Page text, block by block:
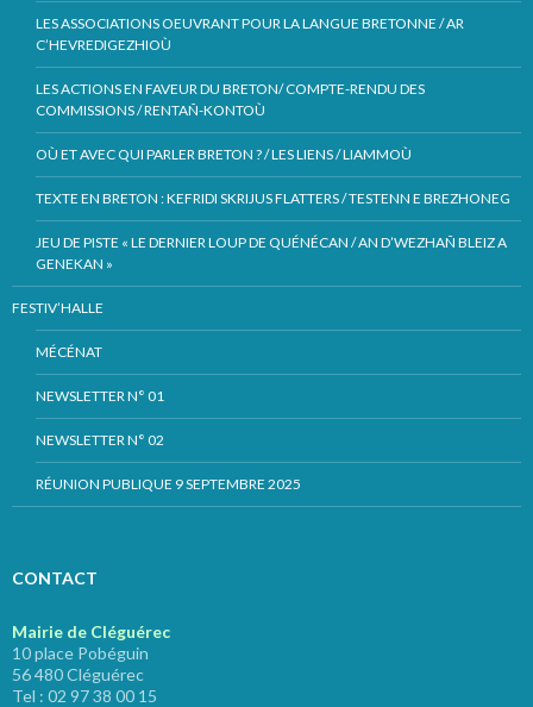
LES ASSOCIATIONS OEUVRANT POUR LA LANGUE BRETONNE / AR
C’HEVREDIGEZHIOÙ
LES ACTIONS EN FAVEUR DU BRETON/ COMPTE-RENDU DES
COMMISSIONS / RENTAÑ-KONTOÙ
OÙ ET AVEC QUI PARLER BRETON ? / LES LIENS / LIAMMOÙ
TEXTE EN BRETON : KEFRIDI SKRIJUS FLATTERS / TESTENN E BREZHONEG
JEU DE PISTE « LE DERNIER LOUP DE QUÉNÉCAN / AN D’WEZHAÑ BLEIZ A
GENEKAN »
FESTIV’HALLE
MÉCÉNAT
NEWSLETTER N° 01
NEWSLETTER N° 02
RÉUNION PUBLIQUE 9 SEPTEMBRE 2025
CONTACT
Mairie de Cléguérec
10 place Pobéguin
56 480 Cléguérec
Tel : 02 97 38 00 15